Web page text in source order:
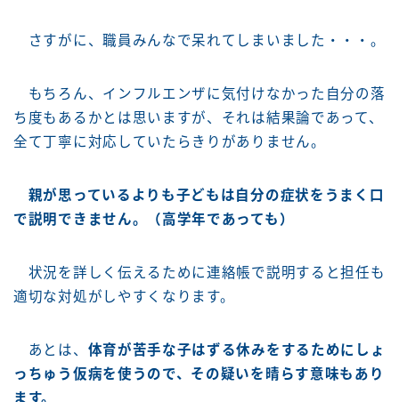
さすがに、職員みんなで呆れてしまいました・・・。
もちろん、インフルエンザに気付けなかった自分の落
ち度もあるかとは思いますが、それは結果論であって、
全て丁寧に対応していたらきりがありません。
親が思っているよりも子どもは自分の症状をうまく口
で説明できません。（高学年であっても）
状況を詳しく伝えるために連絡帳で説明すると担任も
適切な対処がしやすくなります。
あとは、 体育が苦手な子はずる休みをするためにしょ
っちゅう仮病を使うので、その疑いを晴らす意味もあり
ます。